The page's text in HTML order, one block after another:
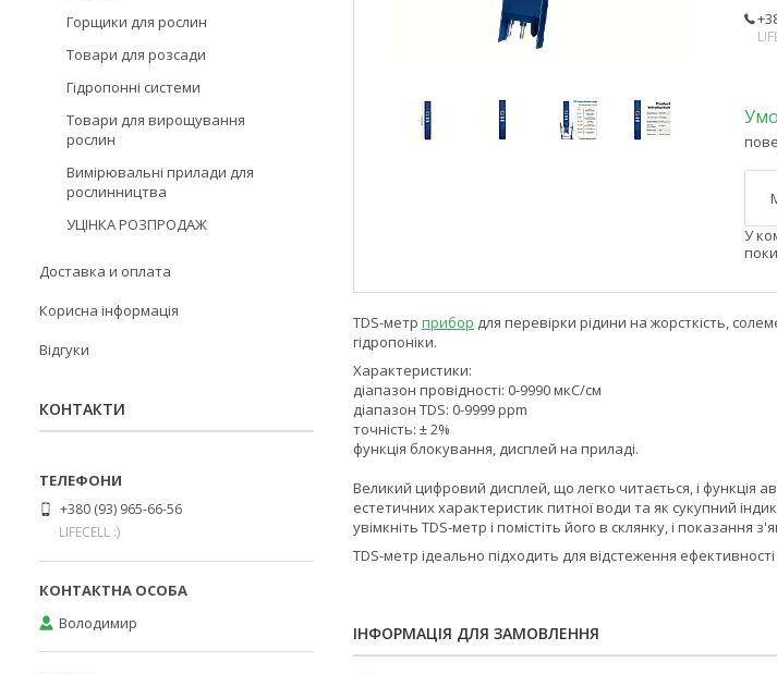
У
TDS-метр прибор для перевірки рідини на жорсткість,
гідропоніки.
Характеристики:
діапазон провідності: 0-9990 мкС/см
діапазон TDS: 0-9999 ppm
точність: ± 2%
функція блокування, дисплей на приладі.
Великий цифровий дисплей, що легко читається, і функція
естетичних характеристик питної води та як сукупний
увімкніть TDS-метр і помістіть його в склянку, і показання
TDS-метр ідеально підходить для відстеження
ІНФОРМАЦІЯ ДЛЯ ЗАМОВЛЕННЯ
Горщики для рослин
Товари для розсади
Гідропонні системи
Товари для вирощування
рослин
Вимірювальні прилади для
рослинництва
УЦІНКА РОЗПРОДАЖ
Доставка и оплата
Корисна інформація
Відгуки
КОНТАКТИ
+380 (93) 965-66-56
LIFECELL :)
Володимир